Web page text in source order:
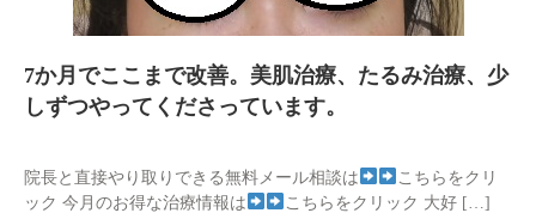
7か月でここまで改善。美肌治療、たるみ治療、少
しずつやってくださっています。
院長と直接やり取りできる無料メール相談は
こちらをクリ
ック 今月のお得な治療情報は
こちらをクリック 大好 […]